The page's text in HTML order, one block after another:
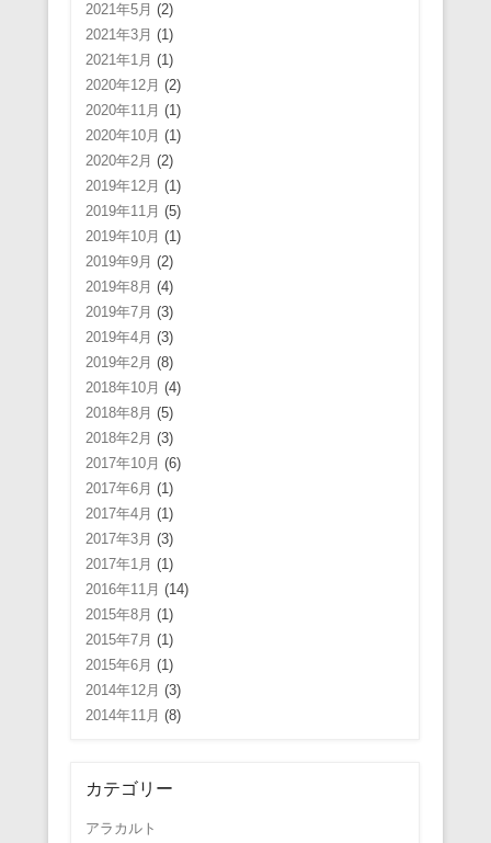
2021年5月 (2)
2021年3月 (1)
2021年1月 (1)
2020年12月 (2)
2020年11月 (1)
2020年10月 (1)
2020年2月 (2)
2019年12月 (1)
2019年11月 (5)
2019年10月 (1)
2019年9月 (2)
2019年8月 (4)
2019年7月 (3)
2019年4月 (3)
2019年2月 (8)
2018年10月 (4)
2018年8月 (5)
2018年2月 (3)
2017年10月 (6)
2017年6月 (1)
2017年4月 (1)
2017年3月 (3)
2017年1月 (1)
2016年11月 (14)
2015年8月 (1)
2015年7月 (1)
2015年6月 (1)
2014年12月 (3)
2014年11月 (8)
カテゴリー
アラカルト